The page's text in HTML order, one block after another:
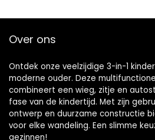
Over ons
Ontdek onze veelzijdige 3-in-1
moderne ouder. Deze
combineert een wieg, zitje en
fase van de kindertijd. Met zijn
ontwerp en duurzame constructie
voor elke wandeling. Een slimme
gezinnen!